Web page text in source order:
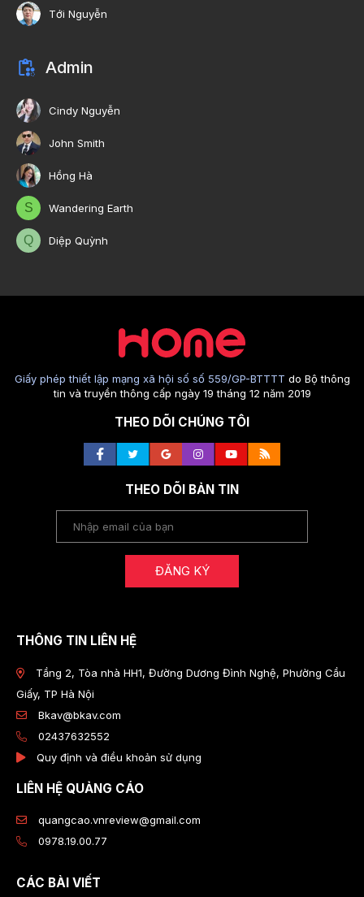
Tới Nguyễn
Admin
Cindy Nguyễn
John Smith
Hồng Hà
S Wandering Earth
Q Diệp Quỳnh
Giấy phép thiết lập mạng xã hội số số 559/GP-BTTTT do Bộ thông
tin và truyền thông cấp ngày 19 tháng 12 năm 2019
THEO DÕI CHÚNG TÔI
THEO DÕI BẢN TIN
ĐĂNG KÝ
THÔNG TIN LIÊN HỆ
Tầng 2, Tòa nhà HH1, Đường Dương Đình Nghệ, Phường Cầu
Giấy, TP Hà Nội
Bkav@bkav.com
02437632552
Quy định và điều khoản sử dụng
LIÊN HỆ QUẢNG CÁO
quangcao.vnreview@gmail.com
0978.19.00.77
CÁC BÀI VIẾT